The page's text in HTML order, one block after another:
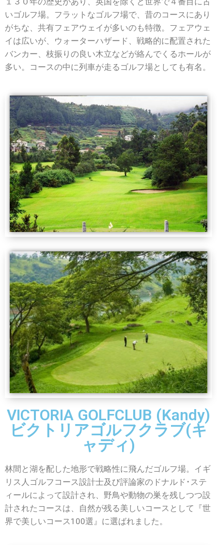
いゴルフ場。フラットなゴルフ場で、昔のコースにあり
がちな、共有フェアウェイが多いのも特徴。フェアウェ
イは広いが、ウォーターハザード、戦略的に配置された
バンカー、枝振りの良い木立などが絡んでくるホールが
多い。コースの中に列車が走るゴルフ場としても有名。
VICTORIA GOLFCLUB (Kandy)
ビクトリアゴルフクラブ(キ
ャディ)
林間と湖を配した地形で戦略性に飛んだゴルフ場。イギ
リス人ゴルフコース設計士及び評論家のドナルド･ステ
ィールによって設計され、野鳥や動物の巣を残しつつ設
計されたコースは、自然が残る美しいコースとして『世
界で美しいコース100選』に選ばれました。